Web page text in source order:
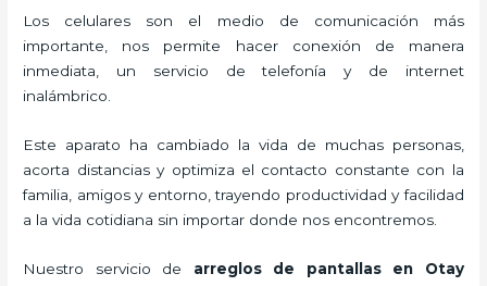
Los celulares son el medio de comunicación más
importante, nos permite hacer conexión de manera
inmediata, un servicio de telefonía y de internet
inalámbrico.
Este aparato ha cambiado la vida de muchas personas,
acorta distancias y optimiza el contacto constante con la
familia, amigos y entorno, trayendo productividad y facilidad
a la vida cotidiana sin importar donde nos encontremos.
Nuestro servicio de arreglos de pantallas en Otay